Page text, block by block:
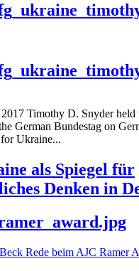
Timothy D. Snyder held
German Bundestag on
Ukraine...
als Spiegel für
Denken in